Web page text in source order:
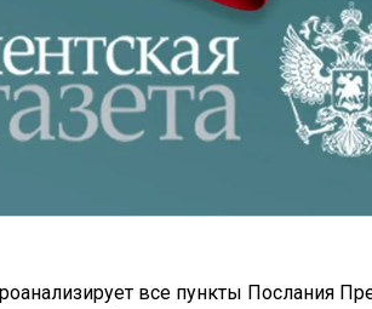
все пункты Послания